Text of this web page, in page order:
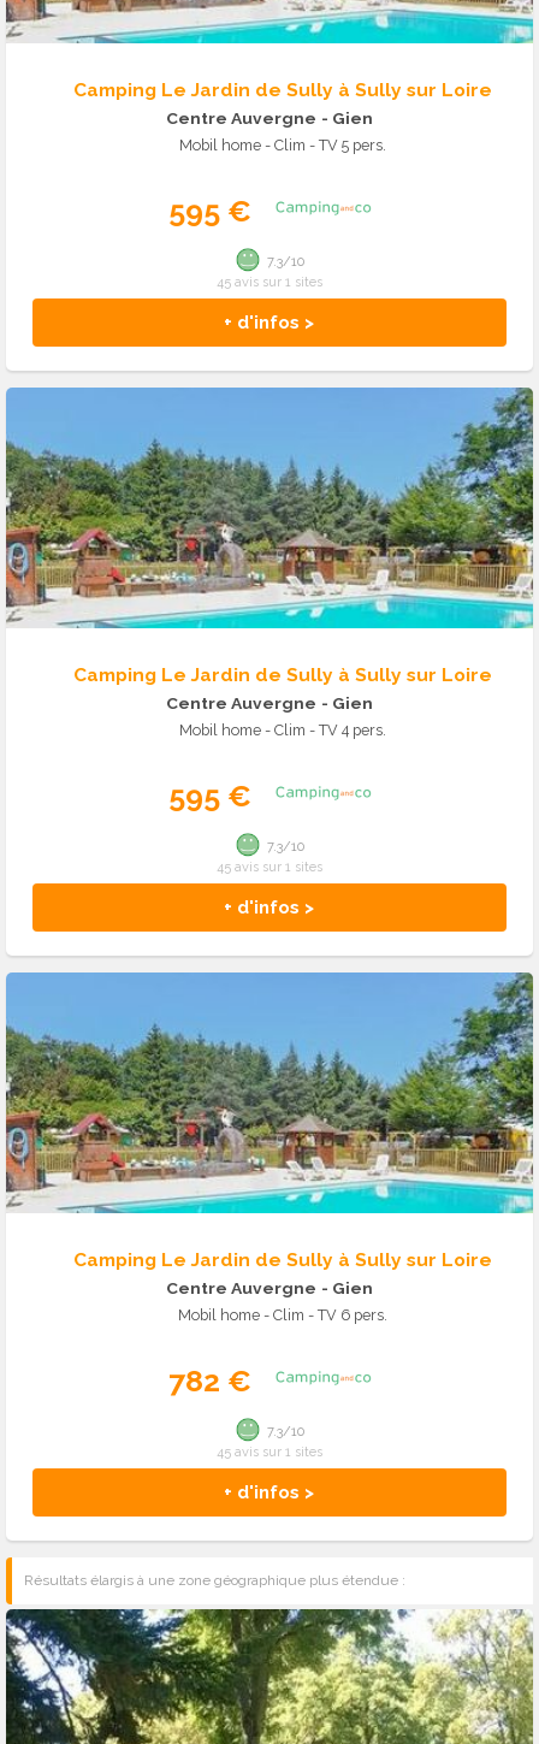
Camping Le Jardin de Sully à Sully sur Loire
Centre Auvergne - Gien
Mobil home - Clim - TV 5 pers.
595 €
+ d'infos >
7.3/10
45 avis sur 1 sites
Camping Le Jardin de Sully à Sully sur Loire
Centre Auvergne - Gien
Mobil home - Clim - TV 4 pers.
595 €
+ d'infos >
7.3/10
45 avis sur 1 sites
Camping Le Jardin de Sully à Sully sur Loire
Centre Auvergne - Gien
Mobil home - Clim - TV 6 pers.
782 €
+ d'infos >
7.3/10
45 avis sur 1 sites
Résultats élargis à une zone géographique plus étendue :